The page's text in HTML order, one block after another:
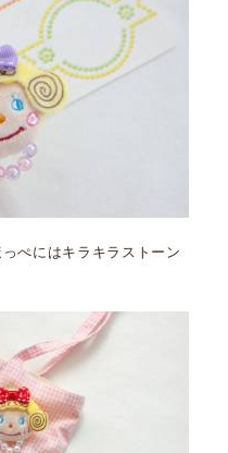
ぺにはキラキラストーン